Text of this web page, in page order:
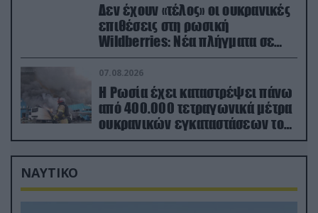
Δεν έχουν «τέλος» οι ουκρανικές
επιθέσεις στη ρωσική
Wildberries: Νέα πλήγματα σε
εγκαταστάσεις στα Ουράλια
07.08.2026
Η Ρωσία έχει καταστρέψει πάνω
από 400.000 τετραγωνικά μέτρα
ουκρανικών εγκαταστάσεων τον
Ιούλιο
ΝΑΥΤΙΚΟ